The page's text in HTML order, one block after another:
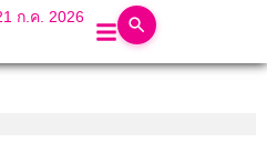
ก.ค. 2026